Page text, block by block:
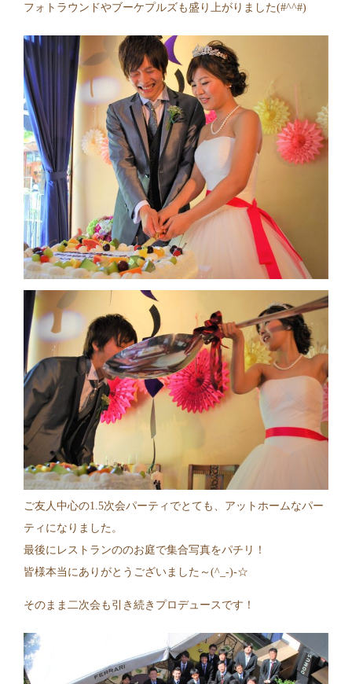
フォトラウンドやブーケプルズも盛り上がりました(#^^#)
ご友人中心の1.5次会パーティでとても、アットホームなパー
ティになりました。
最後にレストランののお庭で集合写真をパチリ！
皆様本当にありがとうございました～(^_-)-☆
そのまま二次会も引き続きプロデュースです！